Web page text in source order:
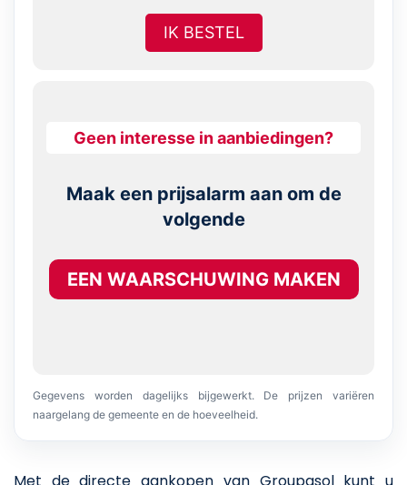
IK BESTEL
Geen interesse in aanbiedingen?
Maak een prijsalarm aan om de
volgende
EEN WAARSCHUWING MAKEN
Gegevens worden dagelijks bijgewerkt. De prijzen variëren
naargelang de gemeente en de hoeveelheid.
Met de directe aankopen van Groupasol kunt u